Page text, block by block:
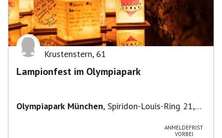
Krustenstern, 61
Lampionfest im Olympiapark
Olympiapark München, Spiridon-Louis-Ring 21,
ANMELDEFRIST
VORBEI